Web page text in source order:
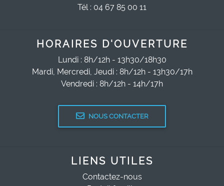
Tél : 04 67 85 00 11
HORAIRES D'OUVERTURE
Lundi : 8h/12h - 13h30/18h30
Mardi, Mercredi, Jeudi : 8h/12h - 13h30/17h
Vendredi : 8h/12h - 14h/17h
NOUS CONTACTER
LIENS UTILES
Contactez-nous